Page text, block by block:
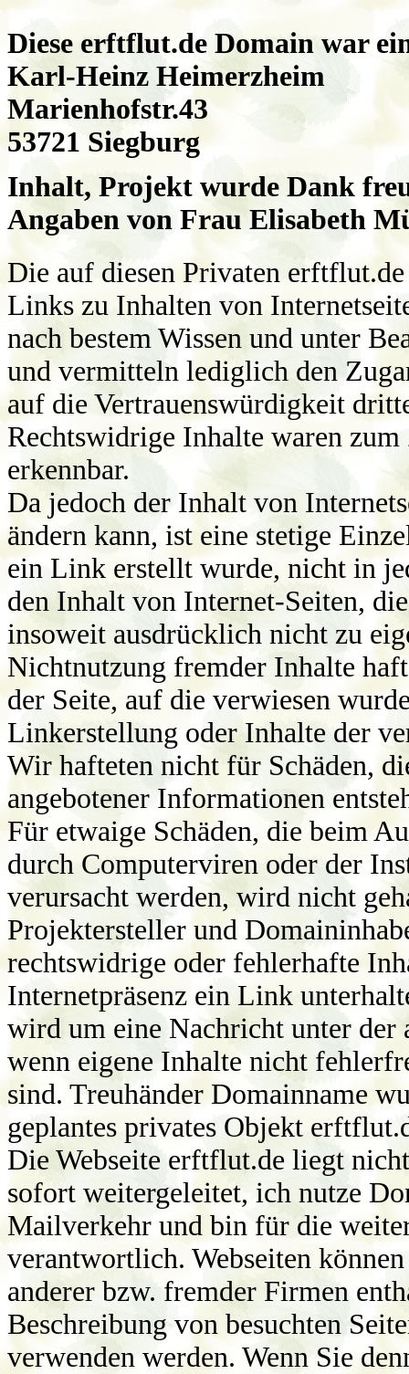
Diese erftflut.de Domain war
Karl-Heinz Heimerzheim
Marienhofstr.43
53721 Siegburg
Inhalt, Projekt wurde Dank
Angaben von Frau Elisabeth
Die auf diesen Privaten
Links zu Inhalten von
nach bestem Wissen und unter
und vermitteln lediglich den
auf die Vertrauenswürdigkeit
Rechtswidrige Inhalte waren
erkennbar.
Da jedoch der Inhalt von
ändern kann, ist eine stetige
ein Link erstellt wurde, nicht in
den Inhalt von Internet-Seiten,
insoweit ausdrücklich nicht zu
Nichtnutzung fremder Inhalte
der Seite, auf die verwiesen
Linkerstellung oder Inhalte der
Wir hafteten nicht für Schäden,
angebotener Informationen
Für etwaige Schäden, die beim
durch Computerviren oder der
verursacht werden, wird nicht
Projektersteller und
rechtswidrige oder fehlerhafte
Internetpräsenz ein Link
wird um eine Nachricht unter der
wenn eigene Inhalte nicht
sind. Treuhänder Domainname
geplantes privates Objekt
Die Webseite erftflut.de liegt
sofort weitergeleitet, ich nutze
Mailverkehr und bin für die
verantwortlich. Webseiten
anderer bzw. fremder Firmen
Beschreibung von besuchten
verwenden werden. Wenn Sie